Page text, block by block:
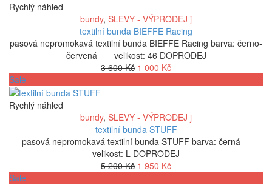
890 Kč. 300 Kč.
Rychlý náhled
bundy, SLEVY - VÝPRODEJ j
textilní bunda BIEFFE Racing
pasová nepromokavá textilní bunda BIEFFE Racing barva: černo-
červená velikost: 46 DOPRODEJ
3 600Kč Původní
600 Kč.
1 000 KčAktuální
000 Kč.
Sale
Rychlý náhled
bundy, SLEVY - VÝPRODEJ j
textilní bunda STUFF
pasová nepromokavá textilní bunda STUFF barva: černá
velikost: L DOPRODEJ
5 200Kč Původní
1 950 KčAktuální
Sale